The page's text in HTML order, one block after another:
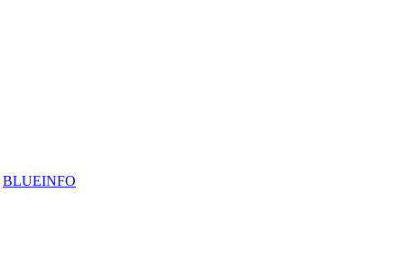
BLUEINFO